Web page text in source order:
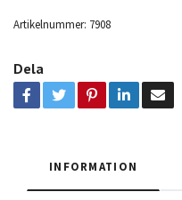
Artikelnummer: 7908
Dela
INFORMATION